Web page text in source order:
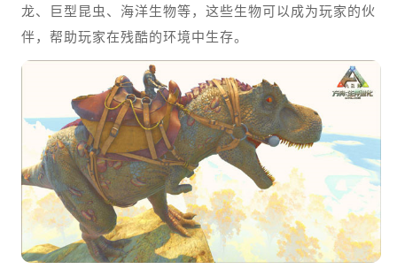
龙、巨型昆虫、海洋生物等，这些生物可以成为玩家的伙
伴，帮助玩家在残酷的环境中生存。